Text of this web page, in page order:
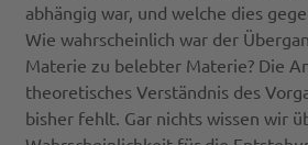
abhängig war, und welche dies
Wie wahrscheinlich war der
Materie zu belebter Materie? Die
theoretisches Verständnis des
bisher fehlt. Gar nichts wissen wir